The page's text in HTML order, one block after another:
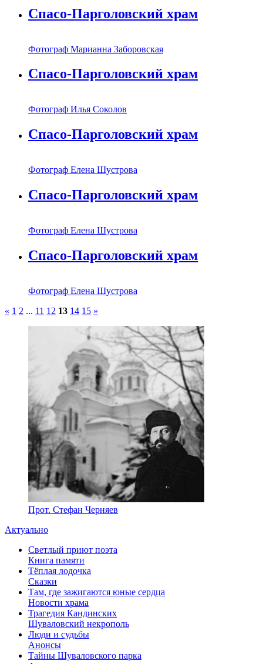
Спасо-Парголовский храм
Фотограф Марианна Заборовская
Спасо-Парголовский храм
Фотограф Илья Соколов
Спасо-Парголовский храм
Фотограф Елена Шустрова
Спасо-Парголовский храм
Фотограф Елена Шустрова
Спасо-Парголовский храм
Фотограф Елена Шустрова
« 1 2 ... 11 12 13 14 15 »
Прот. Стефан Черняев
Актуально
Светлый приют поэта
Книга памяти
Тёплая лодочка
Сказки
Там, где зажигаются юные сердца
Новости храма
Трагедия Кандинских
Шуваловский некрополь
Люди и судьбы
Анонсы
Тайны Шуваловского парка